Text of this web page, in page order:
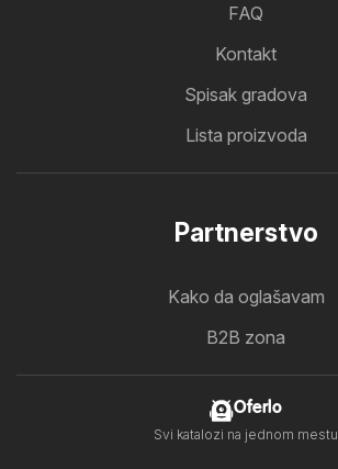
FAQ
Kontakt
Spisak gradova
Lista proizvoda
Partnerstvo
Kako da oglašavam
B2B zona
Oferlo
Svi katalozi na jednom mestu